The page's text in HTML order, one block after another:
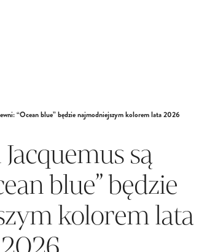
“Ocean blue” będzie najmodniejszym kolorem lata 2026
są
blue” będzie
kolorem lata